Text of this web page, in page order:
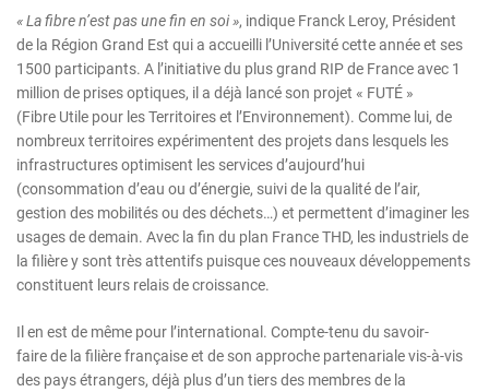
« La fibre n’est pas une fin en soi », indique Franck Leroy, Président
de la Région Grand Est qui a accueilli l’Université cette année et ses
1500 participants. A l’initiative du plus grand RIP de France avec 1
million de prises optiques, il a déjà lancé son projet « FUTÉ »
(Fibre Utile pour les Territoires et l’Environnement). Comme lui, de
nombreux territoires expérimentent des projets dans lesquels les
infrastructures optimisent les services d’aujourd’hui
(consommation d’eau ou d’énergie, suivi de la qualité de l’air,
gestion des mobilités ou des déchets…) et permettent d’imaginer les
usages de demain. Avec la fin du plan France THD, les industriels de
la filière y sont très attentifs puisque ces nouveaux développements
constituent leurs relais de croissance.
Il en est de même pour l’international. Compte-tenu du savoir-
faire de la filière française et de son approche partenariale vis-à-vis
des pays étrangers, déjà plus d’un tiers des membres de la